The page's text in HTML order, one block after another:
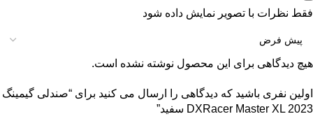
فقط نظرات با تصویر نمایش داده شود
هیچ دیدگاهی برای این محصول نوشته نشده است.
اولین نفری باشید که دیدگاهی را ارسال می کنید برای “صندلی گیمینگ
DXRacer Master XL 2023 سفید”